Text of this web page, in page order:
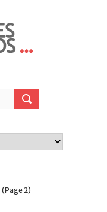
(Page 2)